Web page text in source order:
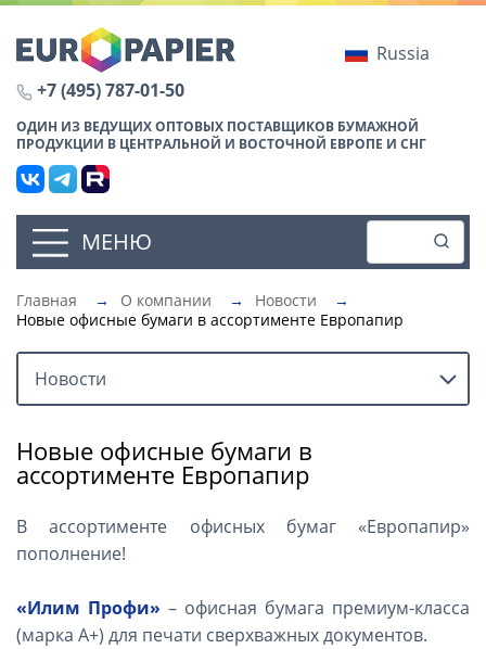
Russia
+7 (495) 787-01-50
ОДИН ИЗ ВЕДУЩИХ ОПТОВЫХ ПОСТАВЩИКОВ БУМАЖНОЙ
ПРОДУКЦИИ В ЦЕНТРАЛЬНОЙ И ВОСТОЧНОЙ ЕВРОПЕ И СНГ
МЕНЮ
Главная → О компании → Новости
→
Новые офисные бумаги в ассортименте Европапир
Новости
Новые офисные бумаги в
ассортименте Европапир
В ассортименте офисных бумаг «Европапир»
пополнение!
«Илим Профи» – офисная бумага премиум-класса
(марка А+) для печати сверхважных документов.